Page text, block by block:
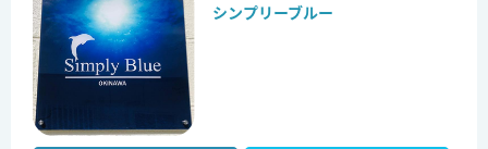
シンプリーブルー